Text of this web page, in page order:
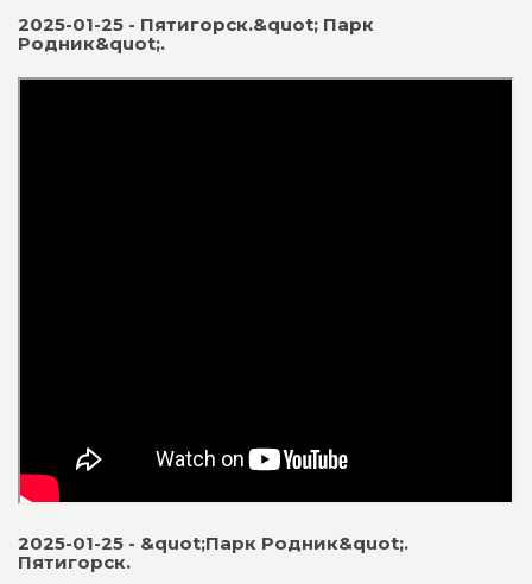
2025-01-25 - Пятигорск.&quot; Парк
Родник&quot;.
2025-01-25 - &quot;Парк Родник&quot;.
Пятигорск.